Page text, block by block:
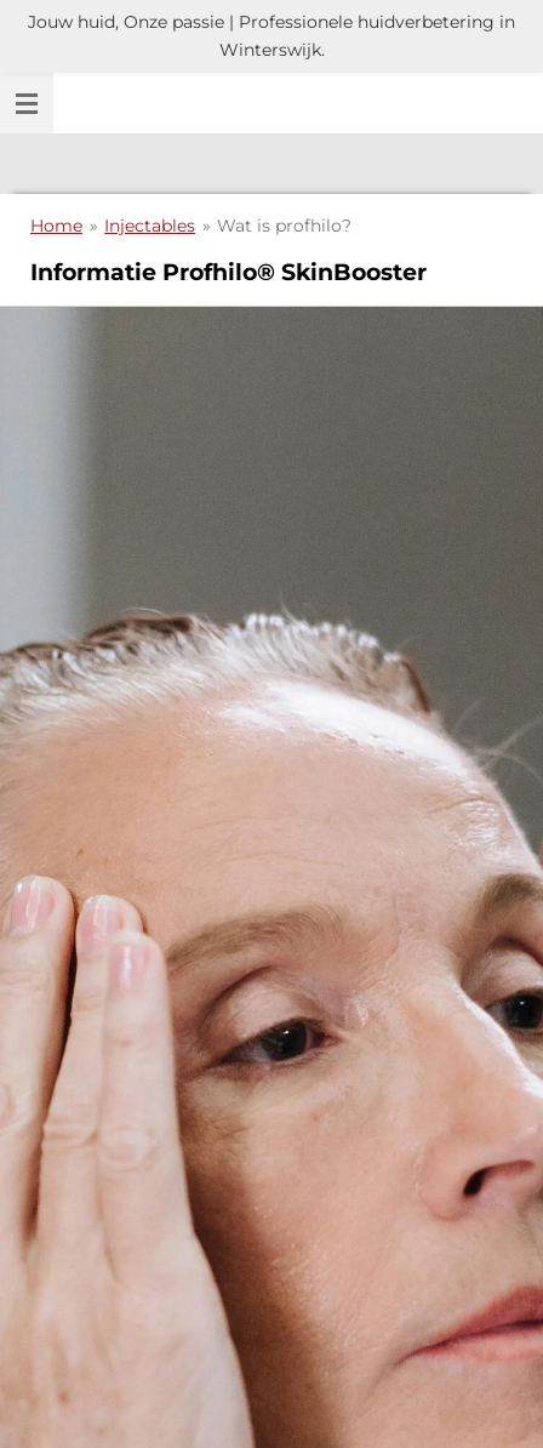
Ga
de
hoofdinhoud
Jouw huid, Onze passie | Professionele huidverbetering in
Winterswijk.
Home » Injectables » Wat is profhilo?
Informatie Profhilo® SkinBooster